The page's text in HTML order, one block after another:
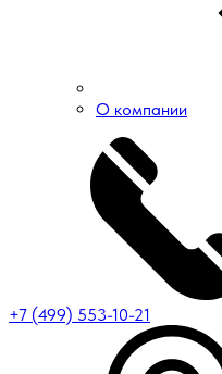
О компании
+7 (499) 553-10-21